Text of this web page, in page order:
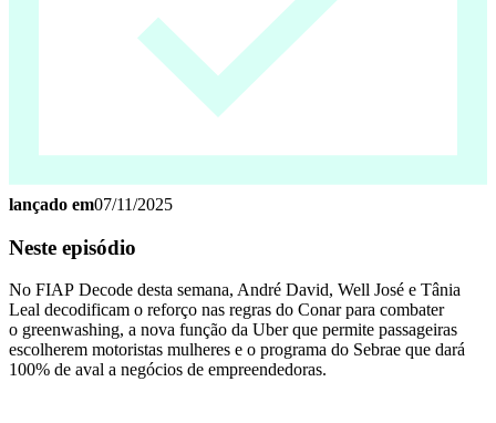
lançado em07/11/2025
Neste episódio
No FIAP Decode desta semana, André David, Well José e Tânia
Leal decodificam o reforço nas regras do Conar para combater
o greenwashing, a nova função da Uber que permite passageiras
escolherem motoristas mulheres e o programa do Sebrae que dará
100% de aval a negócios de empreendedoras.